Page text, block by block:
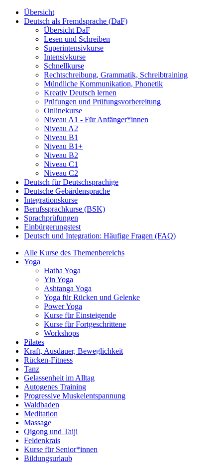
Übersicht
Deutsch als Fremdsprache (DaF)
Übersicht DaF
Lesen und Schreiben
Superintensivkurse
Intensivkurse
Schnellkurse
Rechtschreibung, Grammatik, Schreibtraining
Mündliche Kommunikation, Phonetik
Kreativ Deutsch lernen
Prüfungen und Prüfungsvorbereitung
Onlinekurse
Niveau A1 - Für Anfänger*innen
Niveau A2
Niveau B1
Niveau B1+
Niveau B2
Niveau C1
Niveau C2
Deutsch für Deutschsprachige
Deutsche Gebärdensprache
Integrationskurse
Berufssprachkurse (BSK)
Sprachprüfungen
Einbürgerungstest
Deutsch und Integration: Häufige Fragen (FAQ)
Alle Kurse des Themenbereichs
Yoga
Hatha Yoga
Yin Yoga
Ashtanga Yoga
Yoga für Rücken und Gelenke
Power Yoga
Kurse für Einsteigende
Kurse für Fortgeschrittene
Workshops
Pilates
Kraft, Ausdauer, Beweglichkeit
Rücken-Fitness
Tanz
Gelassenheit im Alltag
Autogenes Training
Progressive Muskelentspannung
Waldbaden
Meditation
Massage
Qigong und Taiji
Feldenkrais
Kurse für Senior*innen
Bildungsurlaub